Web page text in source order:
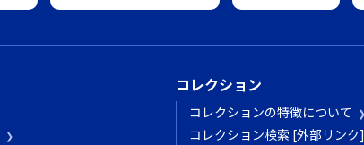
コレクション
コレクションの特徴について
コレクション検索 [外部リンク]